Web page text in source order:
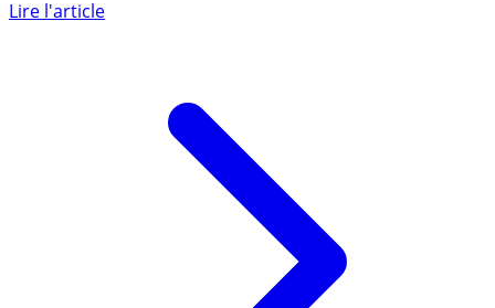
commercialisation de son fonds Rendement Sélection